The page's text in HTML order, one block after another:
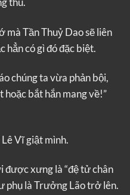
mà Tần Thuỷ Dao sẽ liên
hẳn có gì đó đặc biệt.
chúng ta vừa phản bội,
bắt hắn mang về!”
Vĩ giật mình.
xưng là “đệ tử chân
phụ là Trưởng Lão trở lên.